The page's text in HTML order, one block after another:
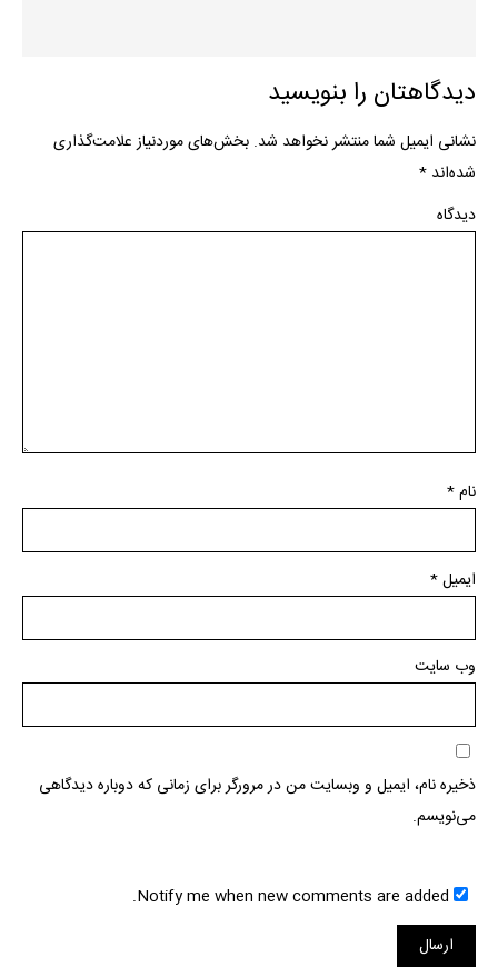
دیدگاهتان را بنویسید
نشانی ایمیل شما منتشر نخواهد شد. بخش‌های موردنیاز علامت‌گذاری
شده‌اند *
دیدگاه
نام*
ایمیل*
وب‌ سایت
ذخیره نام، ایمیل و وبسایت من در مرورگر برای زمانی که دوباره دیدگاهی
می‌نویسم.
Notify me when new comments are added.